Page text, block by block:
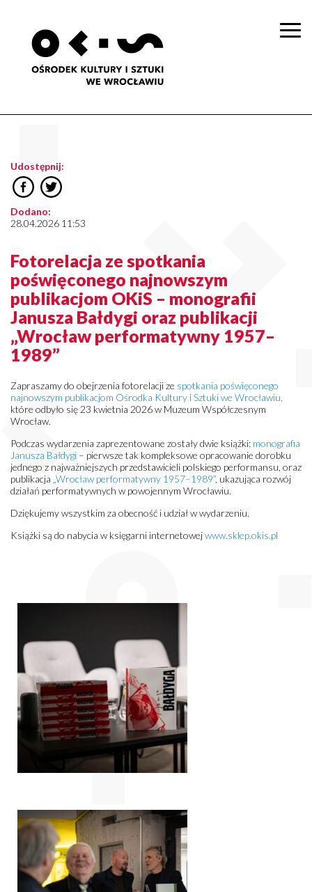
Udostępnij:
Dodano:
28.04.2026 11:53
Fotorelacja ze spotkania
poświęconego najnowszym
publikacjom OKiS – monografii
Janusza Bałdygi oraz publikacji
„Wrocław performatywny 1957–
1989”
Zapraszamy do obejrzenia fotorelacji ze spotkania poświęconego
najnowszym publikacjom Ośrodka Kultury i Sztuki we Wrocławiu,
które odbyło się 23 kwietnia 2026 w Muzeum Współczesnym
Wrocław.
Podczas wydarzenia zaprezentowane zostały dwie książki: monografia
Janusza Bałdygi – pierwsze tak kompleksowe opracowanie dorobku
jednego z najważniejszych przedstawicieli polskiego performansu, oraz
publikacja „Wrocław performatywny 1957–1989”, ukazująca rozwój
działań performatywnych w powojennym Wrocławiu.
Dziękujemy wszystkim za obecność i udział w wydarzeniu.
Książki są do nabycia w księgarni internetowejwww.sklep.okis.pl